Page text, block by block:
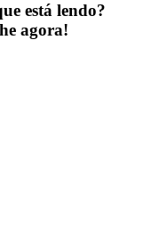
está lendo?
agora!